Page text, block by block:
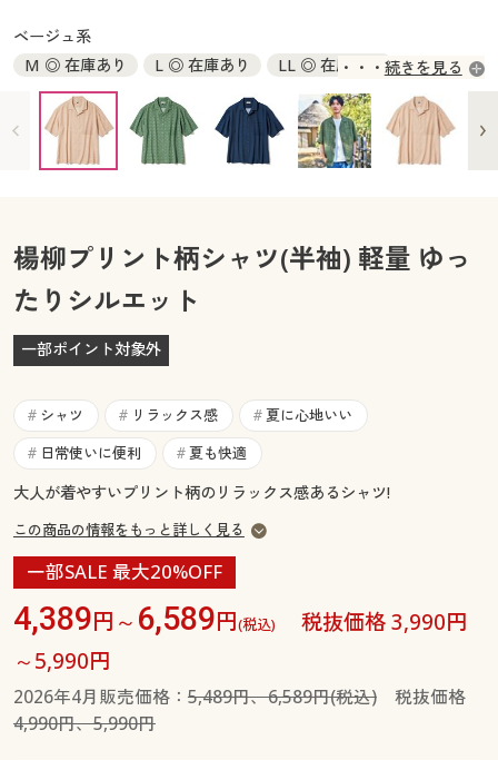
大きいサイズ 事務・制服
カタログ・チラシからのご注文
デジタルカタログ
カタログ無料プレゼント
マイページ
サポート
ご利用ガイド
よくある質問とお問い合わせ
カタログ無料プレゼント
会員メニュー
閲覧履歴
お気に入り
サポート
ご利用ガイド
よくある質問とお問い合わせ
ベージュ系
M ◎ 在庫あり
L ◎ 在庫あり
LL ◎ 在庫あり
3L ◎ 在庫あり
5L ◎ 在庫あり
続きを見る
楊柳プリント柄シャツ(半袖) 軽量 ゆっ
たりシルエット
一部ポイント対象外
# シャツ # リラックス感 # 夏に心地いい
# 日常使いに便利 # 夏も快適
大人が着やすいプリント柄のリラックス感あるシャツ!
この商品の情報をもっと詳しく見る
一部SALE 最大20%OFF
4,389円～ 6,589円(税込)
税抜価格 3,990円
～5,990円
2026年4月販売価格： 5,489円、6,589円(税込)税抜価格
4,990円、5,990円